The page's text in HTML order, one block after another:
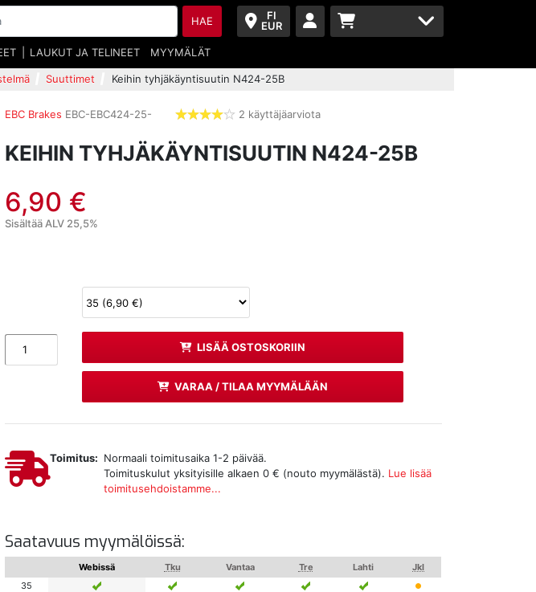
FI
EUR
HAE
LAUKUT JA TELINEET MYYMÄLÄT
Suuttimet Keihin tyhjäkäyntisuutin N424-25B
EBC Brakes EBC-EBC424-25-
tähdet
2 käyttäjäarviota
KEIHIN TYHJÄKÄYNTISUUTIN N424-25B
6,90 €
Sisältää ALV 25,5%
LISÄÄ OSTOSKORIIN
VARAA / TILAA MYYMÄLÄÄN
Toimitus: Normaali toimitusaika 1-2 päivää.
Toimituskulut yksityisille alkaen 0 € (nouto myymälästä). Lue lisää
toimitusehdoistamme...
Saatavuus myymälöissä:
Webissä Tku Vantaa Tre Lahti
Jkl
35